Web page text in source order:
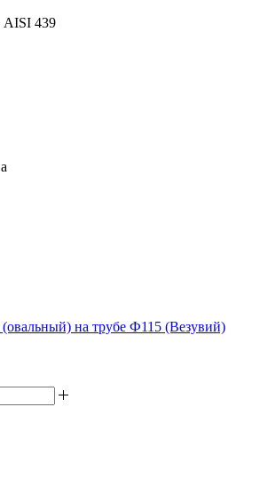
AISI 439
на трубе Ф115 (Везувий)